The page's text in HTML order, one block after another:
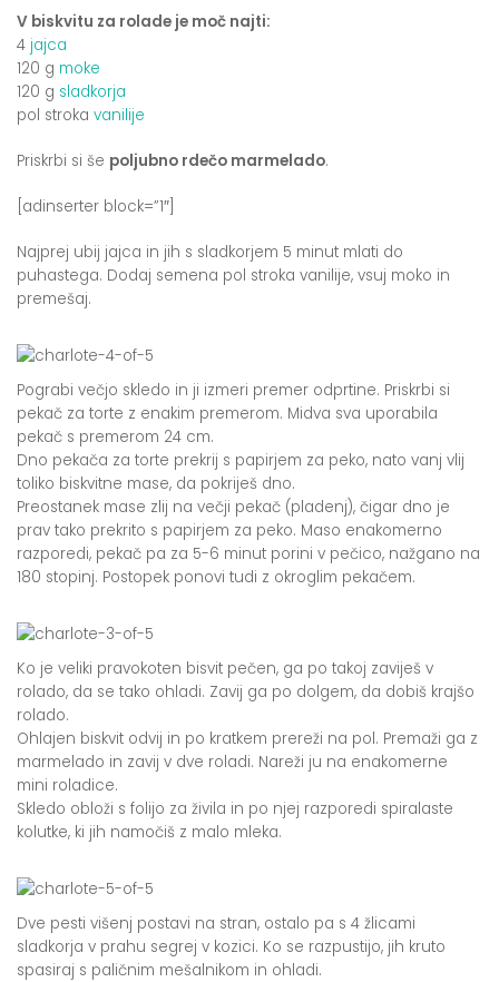
V biskvitu za rolade je moč najti:
4 jajca
120 g moke
120 g sladkorja
pol stroka vanilije
Priskrbi si še poljubno rdečo marmelado.
[adinserter block=”1″]
Najprej ubij jajca in jih s sladkorjem 5 minut mlati do
puhastega. Dodaj semena pol stroka vanilije, vsuj moko in
premešaj.
Pograbi večjo skledo in ji izmeri premer odprtine. Priskrbi si
pekač za torte z enakim premerom. Midva sva uporabila
pekač s premerom 24 cm.
Dno pekača za torte prekrij s papirjem za peko, nato vanj vlij
toliko biskvitne mase, da pokriješ dno.
Preostanek mase zlij na večji pekač (pladenj), čigar dno je
prav tako prekrito s papirjem za peko. Maso enakomerno
razporedi, pekač pa za 5-6 minut porini v pečico, nažgano na
180 stopinj. Postopek ponovi tudi z okroglim pekačem.
Ko je veliki pravokoten bisvit pečen, ga po takoj zaviješ v
rolado, da se tako ohladi. Zavij ga po dolgem, da dobiš krajšo
rolado.
Ohlajen biskvit odvij in po kratkem prereži na pol. Premaži ga z
marmelado in zavij v dve roladi. Nareži ju na enakomerne
mini roladice.
Skledo obloži s folijo za živila in po njej razporedi spiralaste
kolutke, ki jih namočiš z malo mleka.
Dve pesti višenj postavi na stran, ostalo pa s 4 žlicami
sladkorja v prahu segrej v kozici. Ko se razpustijo, jih kruto
spasiraj s paličnim mešalnikom in ohladi.